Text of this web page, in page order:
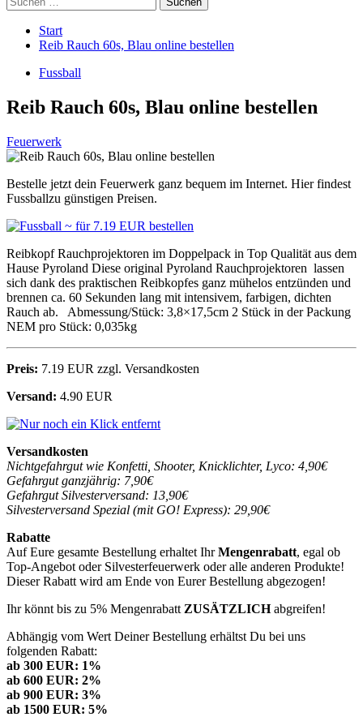
nach:
Start
Reib Rauch 60s, Blau online bestellen
Fussball
Reib Rauch 60s, Blau online bestellen
Feuerwerk
Bestelle jetzt dein Feuerwerk ganz bequem im Internet. Hier findest
Fussballzu günstigen Preisen.
Reibkopf Rauchprojektoren im Doppelpack in Top Qualität aus dem
Hause Pyroland Diese original Pyroland Rauchprojektoren lassen
sich dank des praktischen Reibkopfes ganz mühelos entzünden und
brennen ca. 60 Sekunden lang mit intensivem, farbigen, dichten
Rauch ab. Abmessung/Stück: 3,8×17,5cm 2 Stück in der Packung
NEM pro Stück: 0,035kg
Preis: 7.19 EUR zzgl. Versandkosten
Versand: 4.90 EUR
Versandkosten
Nichtgefahrgut wie Konfetti, Shooter, Knicklichter, Lyco: 4,90€
Gefahrgut ganzjährig: 7,90€
Gefahrgut Silvesterversand: 13,90€
Silvesterversand Spezial (mit GO! Express): 29,90€
Rabatte
Auf Eure gesamte Bestellung erhaltet IhrMengenrabatt, egal ob
Top-Angebot oder Silvesterfeuerwerk oder alle anderen Produkte!
Dieser Rabatt wird am Ende von Eurer Bestellung abgezogen!
Ihr könnt bis zu 5% Mengenrabatt ZUSÄTZLICHabgreifen!
Abhängig vom Wert Deiner Bestellung erhältst Du bei uns
folgenden Rabatt:
ab 300 EUR: 1%
ab 600 EUR: 2%
ab 900 EUR: 3%
ab 1500 EUR: 5%